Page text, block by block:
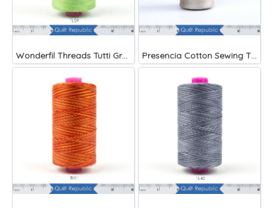
Wonderfil Threads Tutti Grass Presencia Cotton Sewing Thread 3-ply 60wt 4882 Yards Grey